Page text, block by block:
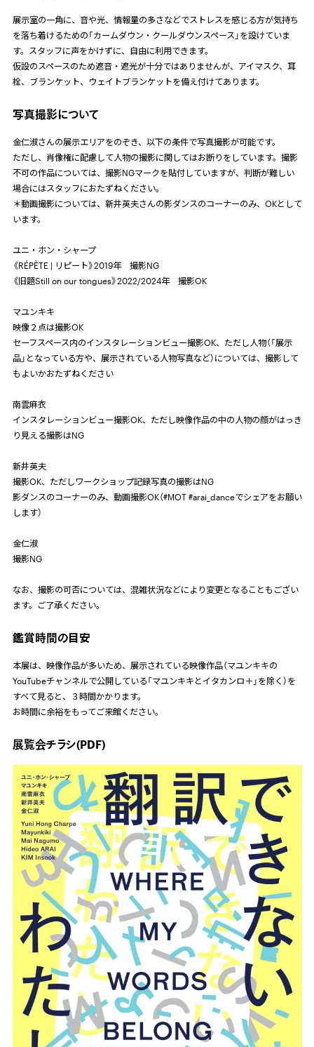
展示室の一角に、音や光、情報量の多さなどでストレスを感じる方が気持ち
を落ち着けるための「カームダウン・クールダウンスペース」を設けていま
す。スタッフに声をかけずに、自由に利用できます。
仮設のスペースのため遮音・遮光が十分ではありませんが、アイマスク、耳
栓、ブランケット、ウェイトブランケットを備え付けてあります。
写真撮影について
金仁淑さんの展示エリアをのぞき、以下の条件で写真撮影が可能です。
ただし、肖像権に配慮して人物の撮影に関してはお断りをしています。撮影
不可の作品については、撮影NGマークを貼付していますが、判断が難しい
場合にはスタッフにおたずねください。
＊動画撮影については、新井英夫さんの影ダンスのコーナーのみ、OKとして
います。
ユニ・ホン・シャープ
《RÉPÈTE | リピート》2019年 撮影NG
《旧題Still on our tongues》2022/2024年 撮影OK
マユンキキ
映像２点は撮影OK
セーフスペース内のインスタレーションビュー撮影OK、ただし人物（「展示
品」となっている方や、展示されている人物写真など）については、撮影して
もよいかおたずねください
南雲麻衣
インスタレーションビュー撮影OK、ただし映像作品の中の人物の顔がはっき
り見える撮影はNG
新井英夫
撮影OK、ただしワークショップ記録写真の撮影はNG
影ダンスのコーナーのみ、動画撮影OK（#MOT #arai_danceでシェアをお願い
します）
金仁淑
撮影NG
なお、撮影の可否については、混雑状況などにより変更となることもござい
ます。ご了承ください。
鑑賞時間の目安
本展は、映像作品が多いため、展示されている映像作品（マユンキキの
YouTubeチャンネルで公開している「マユンキキとイタカンロ＋」を除く）を
すべて見ると、３時間かかります。
お時間に余裕をもってご来館ください。
展覧会チラシ(PDF)